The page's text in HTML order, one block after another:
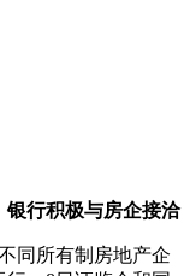
行积极与房企接洽
同所有制房地产企